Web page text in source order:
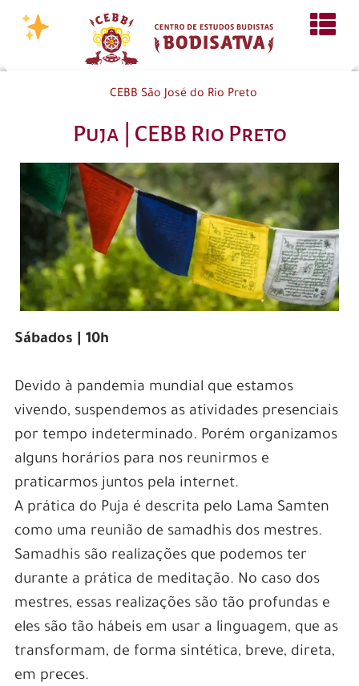
CEBB São José do Rio Preto
Puja | CEBB Rio Preto
Sábados | 10h
Devido à pandemia mundial que estamos
vivendo, suspendemos as atividades presenciais
por tempo indeterminado. Porém organizamos
alguns horários para nos reunirmos e
praticarmos juntos pela internet.
A prática do Puja é descrita pelo Lama Samten
como uma reunião de samadhis dos mestres.
Samadhis são realizações que podemos ter
durante a prática de meditação. No caso dos
mestres, essas realizações são tão profundas e
eles são tão hábeis em usar a linguagem, que as
transformam, de forma sintética, breve, direta,
em preces.